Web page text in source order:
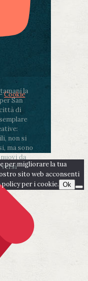
la
San
di
non si
ma sono
da
versi
Cookie
per migliorare la tua
sito web acconsenti
per i cookie. Ok